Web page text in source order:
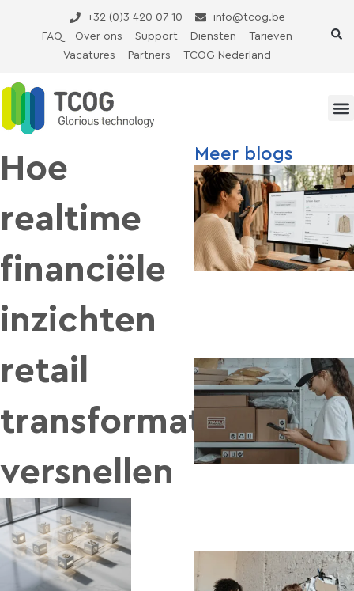
+32 (0)3 420 07 10
info@tcog.be
FAQ
Over ons Support Diensten
Tarieven
Vacatures
Partners TCOG Nederland
Hoe
realtime
financiële
inzichten
retail
transformatie
versnellen
Meer blogs